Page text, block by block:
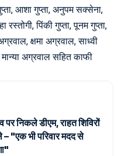
आशा गुप्ता, अनुपम सक्सेना,
पिंकी गुप्ता, पूनम गुप्ता,
क्षमा अग्रवाल, साध्वी
अग्रवाल सहित काफी
पर निकले डीएम, राहत शिविरों
"एक भी परिवार मदद से